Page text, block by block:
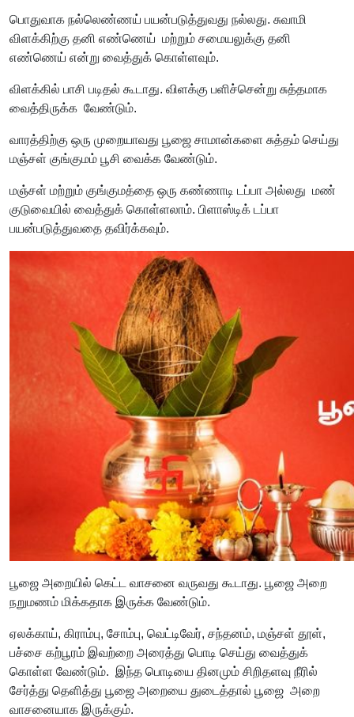
பொதுவாக நல்லெண்ணய் பயன்படுத்துவது நல்லது. சுவாமி
விளக்கிற்கு தனி எண்ணெய் மற்றும் சமையலுக்கு தனி
எண்ணெய் என்று வைத்துக் கொள்ளவும்.
விளக்கில் பாசி படிதல் கூடாது. விளக்கு பளிச்சென்று சுத்தமாக
வைத்திருக்க வேண்டும்.
வாரத்திற்கு ஒரு முறையாவது பூஜை சாமான்களை சுத்தம் செய்து
மஞ்சள் குங்குமம் பூசி வைக்க வேண்டும்.
மஞ்சள் மற்றும் குங்குமத்தை ஒரு கண்ணாடி டப்பா அல்லது மண்
குடுவையில் வைத்துக் கொள்ளலாம். பிளாஸ்டிக் டப்பா
பயன்படுத்துவதை தவிர்க்கவும்.
பூஜை அறையில் கெட்ட வாசனை வருவது கூடாது. பூஜை அறை
நறுமணம் மிக்கதாக இருக்க வேண்டும்.
ஏலக்காய், கிராம்பு, சோம்பு, வெட்டிவேர், சந்தனம், மஞ்சள் தூள்,
பச்சை கற்பூரம் இவற்றை அரைத்து பொடி செய்து வைத்துக்
கொள்ள வேண்டும். இந்த பொடியை தினமும் சிறிதளவு நீரில்
சேர்த்து தெளித்து பூஜை அறையை துடைத்தால் பூஜை அறை
வாசனையாக இருக்கும்.